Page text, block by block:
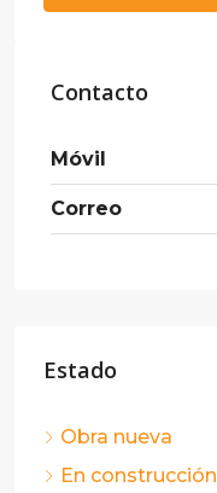
Contacto
Móvil
Correo
Estado
Obra nueva
En construcción